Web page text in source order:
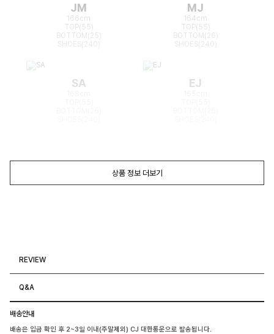
JM
166cm
TOP(55)
BOTTOM(25)
MJ
164cm
TOP(55)
BOTTOM(26)
SA EJ
상품 정보 더보기
REVIEW
Q&A
배송안내
배송은 입금 확인 후 2~3일 이내(주말제외) CJ 대한통운으로 발송됩니다.